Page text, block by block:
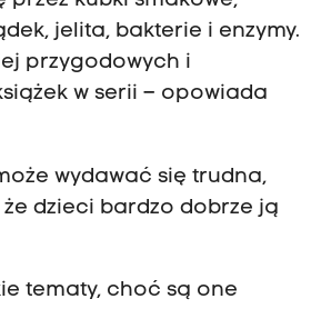
jelita, bakterie i enzymy.
przygodowych i
w serii – opowiada
wydawać się trudna,
dzieci bardzo dobrze ją
tematy, choć są one